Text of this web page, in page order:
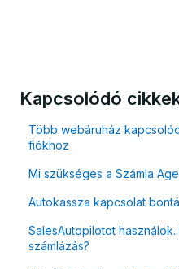
Kapcsolódó
Több webáruház
fiókhoz
Mi szükséges a Számla
Autokassza kapcsolat
SalesAutopilotot
számlázás?